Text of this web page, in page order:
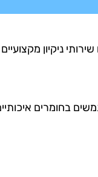
ניקיון מקצועיים
בחומרים